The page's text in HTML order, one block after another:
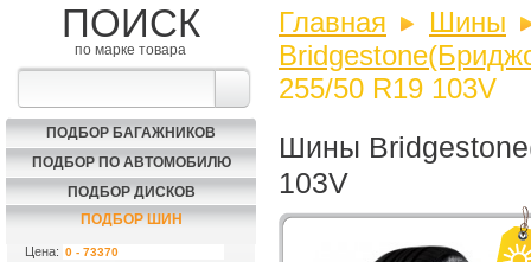
ПОИСК
по марке товара
ПОДБОР БАГАЖНИКОВ
ПОДБОР ПО АВТОМОБИЛЮ
ПОДБОР ДИСКОВ
ПОДБОР ШИН
Цена:
Главная
Шины
255/50 R19 103V
Шины
103V